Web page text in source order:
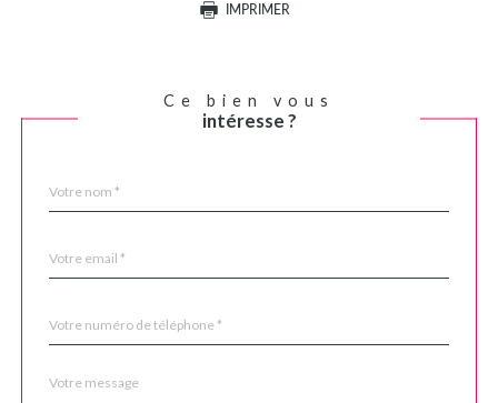
IMPRIMER
Ce bien vous
intéresse ?
par
*
*
*
Fieldset
Message
*